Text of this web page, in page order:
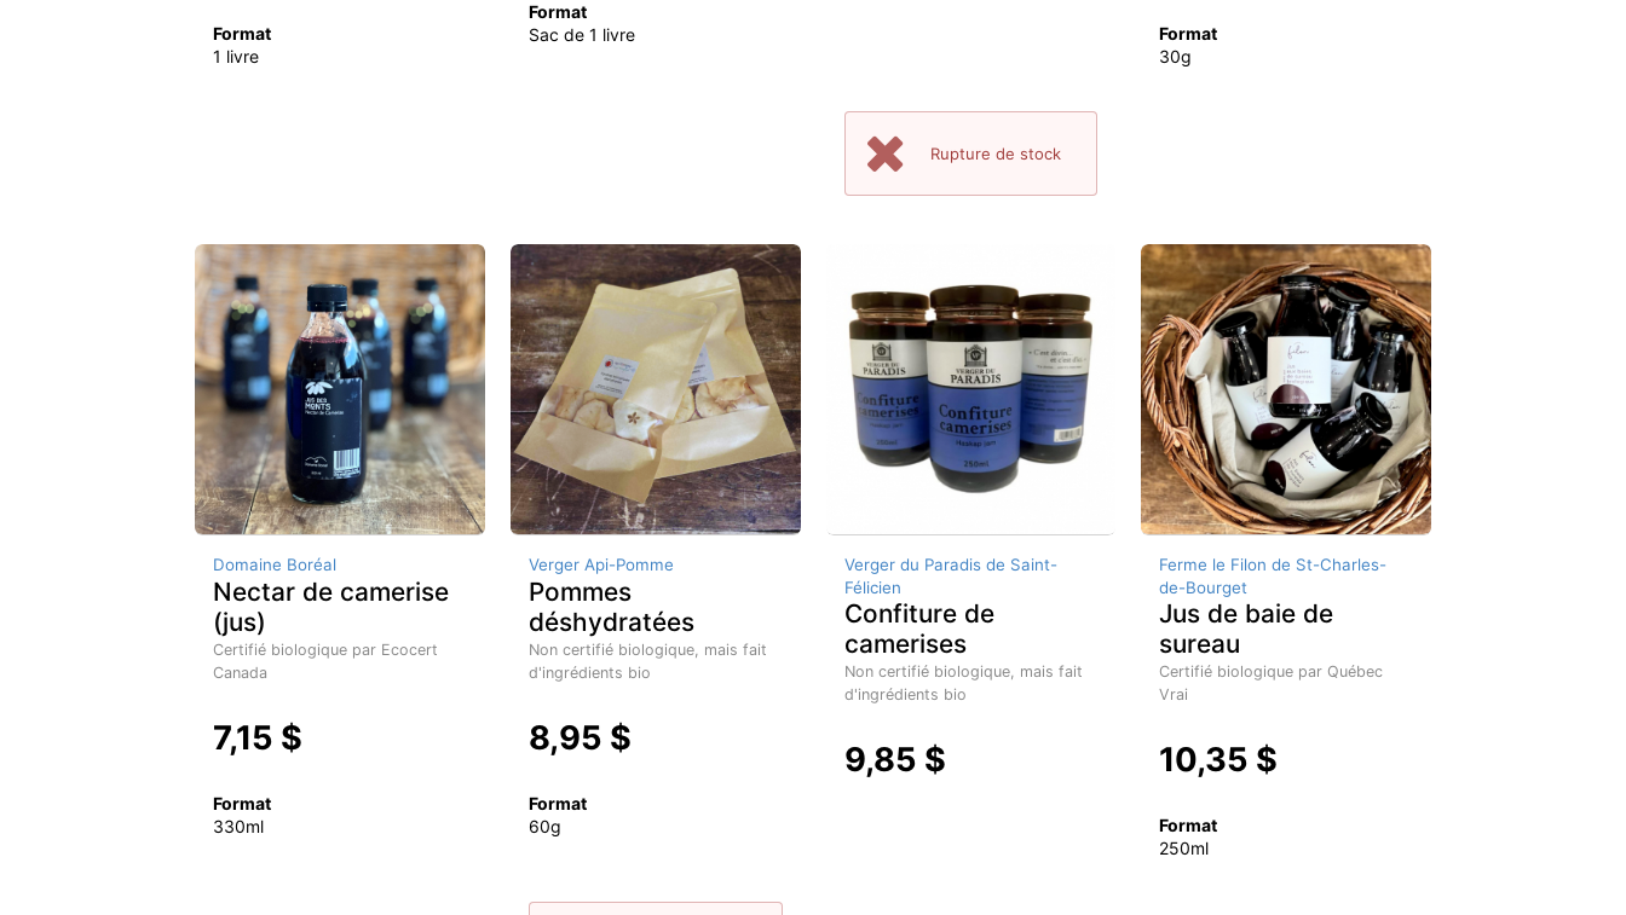
Format
1 livre
Format
Sac de 1 livre
Rupture de stock
Format
30g
Domaine Boréal
Nectar de camerise
(jus)
Certifié biologique par Ecocert
Canada
7,15 $
Format
330ml
Verger Api-Pomme
Pommes
déshydratées
Non certifié biologique, mais fait
d'ingrédients bio
8,95 $
Format
60g
Verger du Paradis de Saint-
Félicien
Confiture de
camerises
Non certifié biologique, mais fait
d'ingrédients bio
9,85 $
Ferme le Filon de St-Charles-
de-Bourget
Jus de baie de
sureau
Certifié biologique par Québec
Vrai
10,35 $
Format
250ml